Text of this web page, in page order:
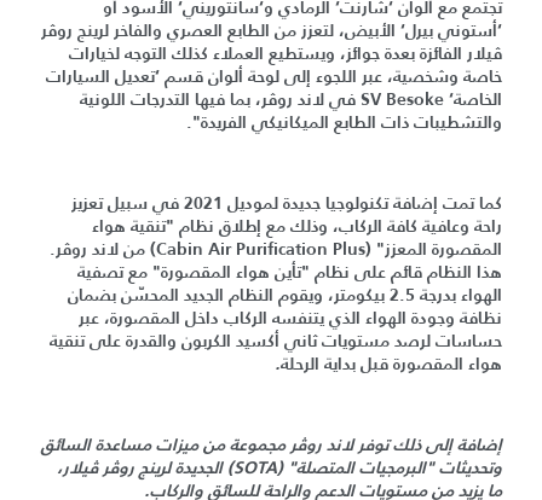
تجتمع مع ألوان ‘شارنت‘ الرمادي و‘سانتوريني‘ الأسود أو
‘أستوني بيرل‘ الأبيض، لتعزز من الطابع العصري والفاخر لرينج روڤر
ڤيلار الفائزة بعدة جوائز، ويستطيع العملاء كذلك التوجه لخيارات
خاصة وشخصية، عبر اللجوء إلى لوحة ألوان قسم ‘تعديل السيارات
الخاصة‘ SV Besoke في لاند روڤر، بما فيها التدرجات اللونية
والتشطيبات ذات الطابع الميكانيكي الفريدة".
كما تمت إضافة تكنولوجيا جديدة لموديل 2021 في سبيل تعزيز
راحة وعافية كافة الركاب، وذلك مع إطلاق نظام "تنقية هواء
المقصورة المعزز" (Cabin Air Purification Plus) من لاند روڤر.
هذا النظام قائم على نظام "تأين هواء المقصورة" مع تصفية
الهواء بدرجة 2.5 بيكومتر، ويقوم النظام الجديد المحسّن بضمان
نظافة وجودة الهواء الذي يتنفسه الركاب داخل المقصورة، عبر
حساسات لرصد مستويات ثاني أكسيد الكربون والقدرة على تنقية
هواء المقصورة قبل بداية الرحلة.
إضافة إلى ذلك توفر لاند روڤر مجموعة من ميزات مساعدة السائق
وتحديثات "البرمجيات المتصلة" (SOTA) الجديدة لرينج روڤر ڤيلار،
ما يزيد من مستويات الدعم والراحة للسائق والركاب.